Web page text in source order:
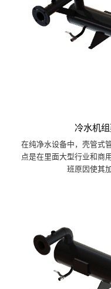
冷水机
在纯净水设备中，壳管式
点是在里面大型行业和商
班原因使其